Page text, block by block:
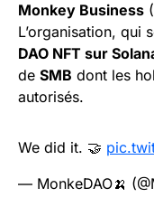
Monkey Business
L’organisation, qui
DAO NFT sur
de SMB dont les
autorisés.
We did it. 🤝
— MonkeDAO🍌